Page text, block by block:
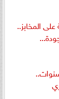
المخابز..